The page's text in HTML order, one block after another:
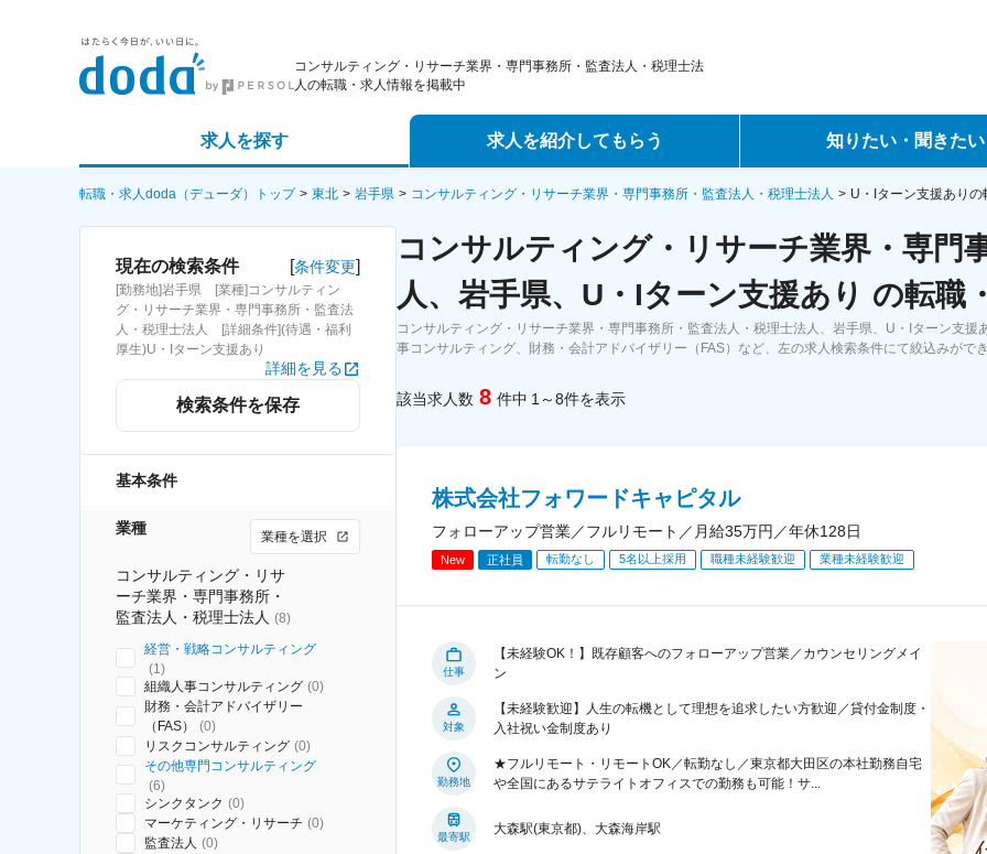
コンサルティング・リサーチ業界・専門事務所・監査法人・税理士法
人の転職・求人情報を掲載中
求人を探す
詳細条件から探す
求人特集から探す
求人を紹介してもらう
エージェントサービス
スカウトサービス
パートナーエージェントサービス
知りたい・聞きたい
転職ノウハウ
データで見る転職
コラム・インタビュー
転職Q&A
転職・求人doda（デューダ）トップ 東北 岩手県 コンサルティング・リサーチ業界・専門事務所・監査法人・税理士法人 U・Iターン支援あり
現在の検索条件 [条件変更]
[勤務地]岩手県 [業種]コンサルティン
グ・リサーチ業界・専門事務所・監査法
人・税理士法人 [詳細条件](待遇・福利
厚生)U・Iターン支援あり
詳細を見る
検索条件を保存
基本条件
業種 業種を選択
コンサルティング・リサ
ーチ業界・専門事務所・
監査法人・税理士法人 (8)
経営・戦略コンサルティング
(1)
組織人事コンサルティング (0)
財務・会計アドバイザリー
（FAS）
(0)
リスクコンサルティング (0)
その他専門コンサルティング
(6)
シンクタンク (0)
マーケティング・リサーチ (0)
監査法人 (0)
コンサルティング・リサーチ業界・専門
人、岩手県、U・Iターン支援あり の転職
コンサルティング・リサーチ業界・専門事務所・監査法人・税理士法人、岩手県、U・Iターン支
事コンサルティング、財務・会計アドバイザリー（FAS）など、左の求人検索条件にて絞込みがで
該当求人数 8 件中 1～8件を表示
株式会社フォワードキャピタル
フォローアップ営業／フルリモート／月給35万円／年休128日
New 正社員 転勤なし 5名以上採用 職種未経験歓迎 業種未経験歓迎
仕事
【未経験OK！】既存顧客へのフォローアップ営業／カウンセリングメイ
ン
対象
【未経験歓迎】人生の転機として理想を追求したい方歓迎／貸付金制度・
入社祝い金制度あり
勤務地
★フルリモート・リモートOK／転勤なし／東京都大田区の本社勤務自宅
や全国にあるサテライトオフィスでの勤務も可能！サ...
最寄駅
大森駅(東京都)、大森海岸駅